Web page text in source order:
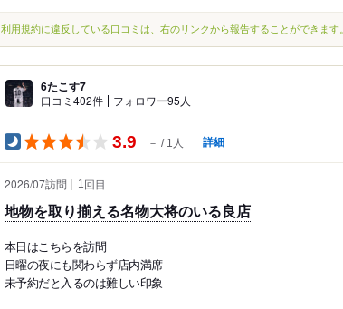
利用規約に違反している口コミは、右のリンクから報告することができます。
6たこす7
口コミ402件 フォロワー95人
3.9 － 1人 詳細
2026/07訪問 1回目
地物を取り揃える名物大将のいる良店
本日はこちらを訪問
日曜の夜にも関わらず店内満席
未予約だと入るのは難しい印象